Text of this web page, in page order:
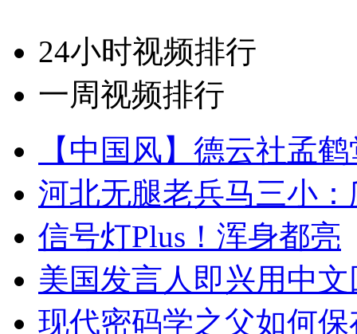
24小时视频排行
一周视频排行
【中国风】德云社孟
河北无腿老兵马三小
信号灯Plus！浑身都亮
美国发言人即兴用中
现代密码学之父如何